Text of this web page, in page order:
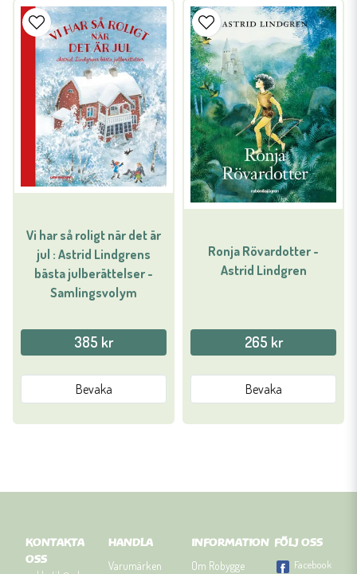
Vi har så roligt när det är
jul : Astrid Lindgrens
bästa julberättelser -
Samlingsvolym
385 kr
Bevaka
Ronja Rövardotter -
Astrid Lindgren
265 kr
Bevaka
KONTAKTA
OSS
HANDLA
Varumärken
INFORMATION
Om Robygge
FÖLJ OSS
Facebook